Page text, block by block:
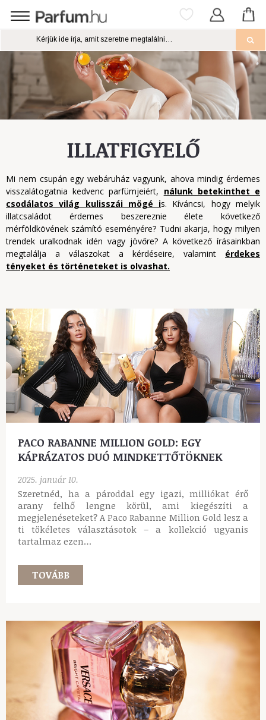
ILLATFIGYELŐ
Mi nem csupán egy webáruház vagyunk, ahova mindig érdemes
visszalátogatnia kedvenc parfümjeiért, nálunk betekinthet e
csodálatos világ kulisszái mögé is. Kíváncsi, hogy melyik
illatcsaládot érdemes beszereznie élete következő
mérföldkövének számító eseményére? Tudni akarja, hogy milyen
trendek uralkodnak idén vagy jövőre? A következő írásainkban
megtalálja a válaszokat a kérdéseire, valamint érdekes
tényeket és történeteket is olvashat.
PACO RABANNE MILLION GOLD: EGY
KÁPRÁZATOS DUÓ MINDKETTŐTÖKNEK
2025. január 10.
Szeretnéd, ha a pároddal egy igazi, milliókat érő
arany felhő lengne körül, ami kiegészíti a
megjelenéseteket? A Paco Rabanne Million Gold lesz a
ti tökéletes választásotok – a kollekció ugyanis
tartalmaz ezen…
TOVÁBB